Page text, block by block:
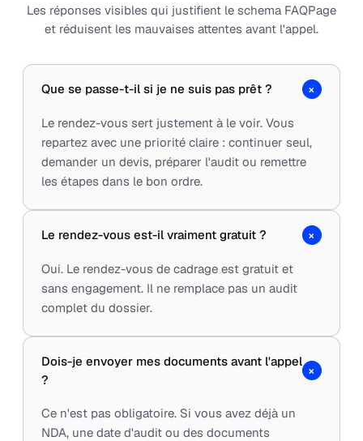
Les réponses visibles qui justifient le schema FAQPage
et réduisent les mauvaises attentes avant l'appel.
Que se passe-t-il si je ne suis pas prêt ? +
Le rendez-vous sert justement à le voir. Vous
repartez avec une priorité claire : continuer seul,
demander un devis, préparer l'audit ou remettre
les étapes dans le bon ordre.
Le rendez-vous est-il vraiment gratuit ? +
Oui. Le rendez-vous de cadrage est gratuit et
sans engagement. Il ne remplace pas un audit
complet du dossier.
Dois-je envoyer mes documents avant l'appel
?
+
Ce n'est pas obligatoire. Si vous avez déjà un
NDA, une date d'audit ou des documents